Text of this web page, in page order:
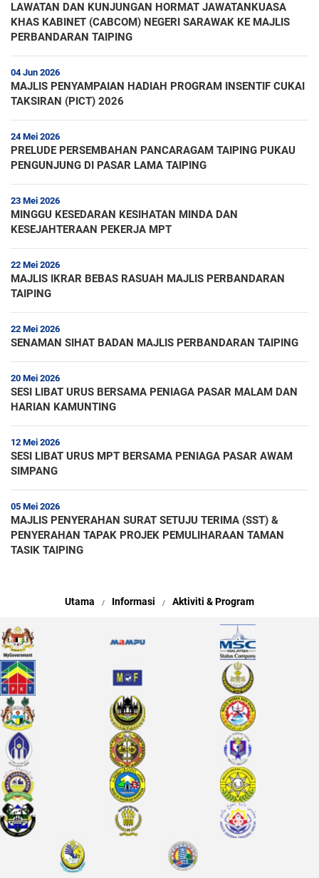
LAWATAN DAN KUNJUNGAN HORMAT JAWATANKUASA
KHAS KABINET (CABCOM) NEGERI SARAWAK KE MAJLIS
PERBANDARAN TAIPING
04 Jun 2026
MAJLIS PENYAMPAIAN HADIAH PROGRAM INSENTIF CUKAI
TAKSIRAN (PICT) 2026
24 Mei 2026
PRELUDE PERSEMBAHAN PANCARAGAM TAIPING PUKAU
PENGUNJUNG DI PASAR LAMA TAIPING
23 Mei 2026
MINGGU KESEDARAN KESIHATAN MINDA DAN
KESEJAHTERAAN PEKERJA MPT
22 Mei 2026
MAJLIS IKRAR BEBAS RASUAH MAJLIS PERBANDARAN
TAIPING
22 Mei 2026
SENAMAN SIHAT BADAN MAJLIS PERBANDARAN TAIPING
20 Mei 2026
SESI LIBAT URUS BERSAMA PENIAGA PASAR MALAM DAN
HARIAN KAMUNTING
12 Mei 2026
SESI LIBAT URUS MPT BERSAMA PENIAGA PASAR AWAM
SIMPANG
05 Mei 2026
MAJLIS PENYERAHAN SURAT SETUJU TERIMA (SST) &
PENYERAHAN TAPAK PROJEK PEMULIHARAAN TAMAN
TASIK TAIPING
Utama Informasi Aktiviti & Program